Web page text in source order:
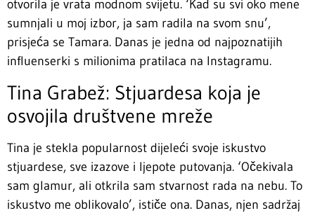
otvorila je vrata modnom svijetu. ‘Kad su svi oko mene
sumnjali u moj izbor, ja sam radila na svom snu’,
prisjeća se Tamara. Danas je jedna od najpoznatijih
influenserki s milionima pratilaca na Instagramu.
Tina Grabež: Stjuardesa koja je
osvojila društvene mreže
Tina je stekla popularnost dijeleći svoje iskustvo
stjuardese, sve izazove i ljepote putovanja. ‘Očekivala
sam glamur, ali otkrila sam stvarnost rada na nebu. To
iskustvo me oblikovalo’, ističe ona. Danas, njen sadržaj